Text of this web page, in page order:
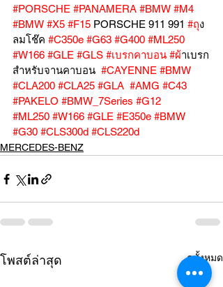
#PORSCHE #PANAMERA #BMW #M4
#BMW #X5 #F15 PORSCHE 911 991 #ถุง
ลมโช๊ค #C350e #G63 #G400 #ML250
#W166 #GLE #GLS #เบรกคาบอน #ผ้าเบรก
สำหรับจานคาบอน #CAYENNE #BMW
#CLA200 #CLA25 #GLA #AMG #C43
#PAKELO #BMW_7Series #G12
#ML250 #W166 #GLE #E350e #BMW
#G30 #CLS300d #CLS220d
MERCEDES-BENZ
โพสต์ล่าสุด ดูทั้งหมด